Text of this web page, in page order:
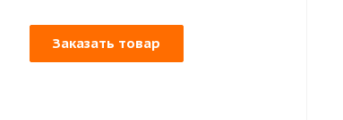
Заказать товар